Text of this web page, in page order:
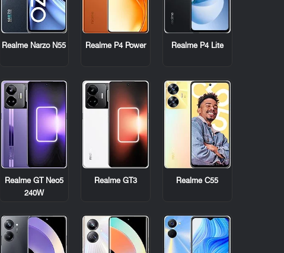
Realme P4 Lite
Realme P4 Power
Realme Narzo N55
Realme C55
Realme GT3
Realme GT Neo5
240W